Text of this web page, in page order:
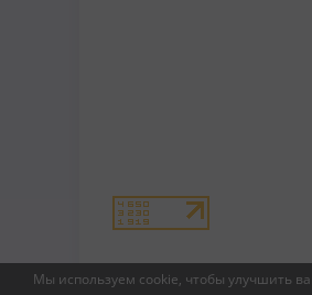
Мы используем cookie, чтобы улучшить